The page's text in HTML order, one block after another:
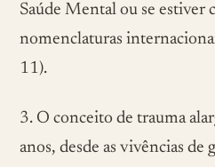
Saúde Mental ou se estiver
nomenclaturas
11).
3. O conceito de trauma
anos, desde as vivências de